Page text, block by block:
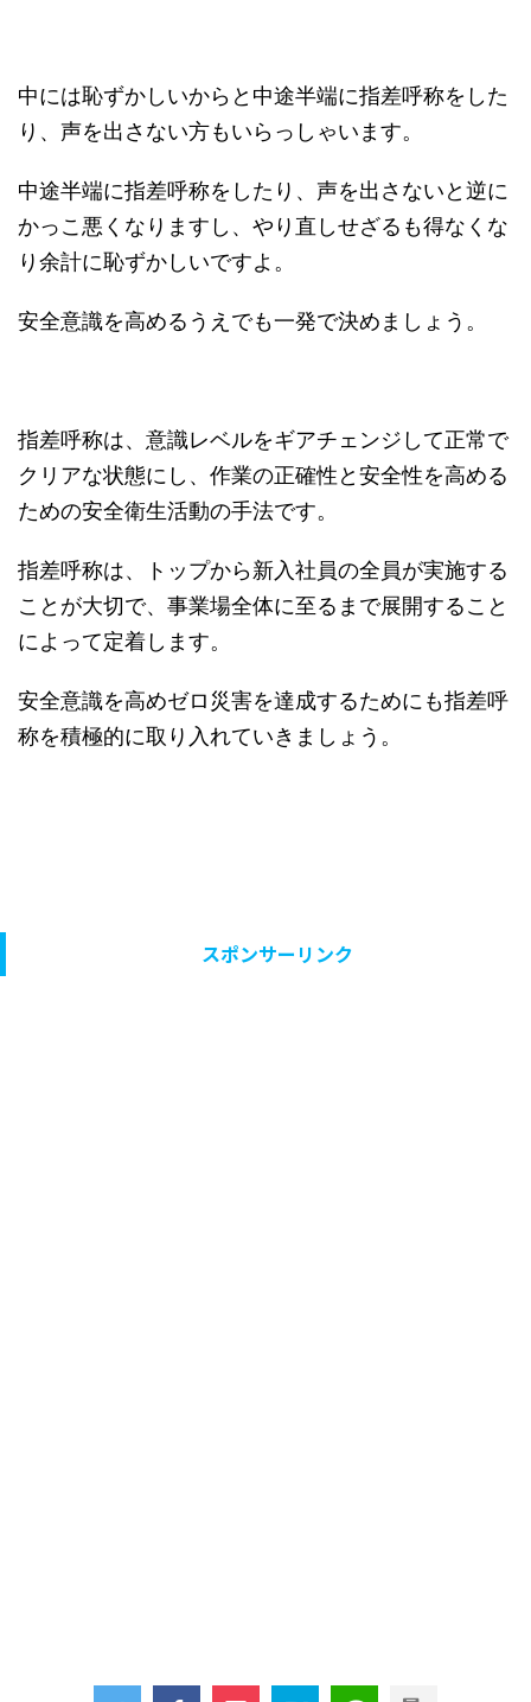
中には恥ずかしいからと中途半端に指差呼称をした
り、声を出さない方もいらっしゃいます。
中途半端に指差呼称をしたり、声を出さないと逆に
かっこ悪くなりますし、やり直しせざるも得なくな
り余計に恥ずかしいですよ。
安全意識を高めるうえでも一発で決めましょう。
指差呼称は、意識レベルをギアチェンジして正常で
クリアな状態にし、作業の正確性と安全性を高める
ための安全衛生活動の手法です。
指差呼称は、トップから新入社員の全員が実施する
ことが大切で、事業場全体に至るまで展開すること
によって定着します。
安全意識を高めゼロ災害を達成するためにも指差呼
称を積極的に取り入れていきましょう。
スポンサーリンク